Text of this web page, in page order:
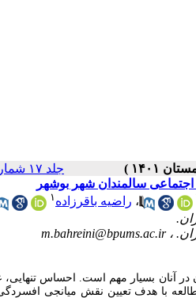
جلد ۱۷ شماره ۴ صفحات ۵۹۵-۵۸۰
سالمندان شهر بوشهر
، راضیه باقرزاده ۱
m.bahreini@bpums.ac.ir
آنان بسیار مهم است. احساس تنهایی،
با هدف تعیین نقش میانجی